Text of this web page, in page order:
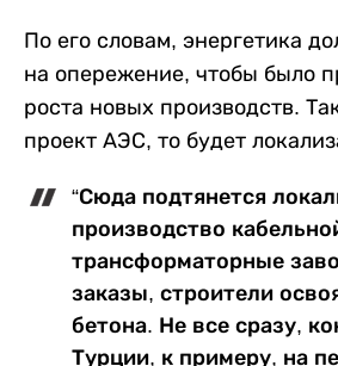
По его словам, энергетика
на опережение, чтобы было
роста новых производств.
проект АЭС, то будет
“Сюда подтянется
производство
трансформаторные
заказы, строители
бетона. Не все сразу,
Турции, к примеру, на